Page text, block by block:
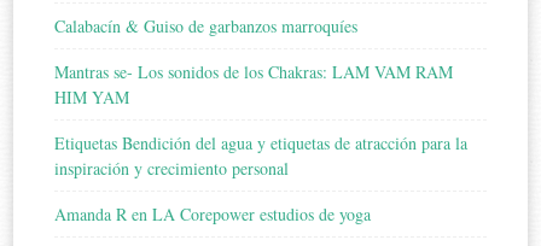
Calabacín & Guiso de garbanzos marroquíes
Mantras se- Los sonidos de los Chakras: LAM VAM RAM
HIM YAM
Etiquetas Bendición del agua y etiquetas de atracción para la
inspiración y crecimiento personal
Amanda R en LA Corepower estudios de yoga